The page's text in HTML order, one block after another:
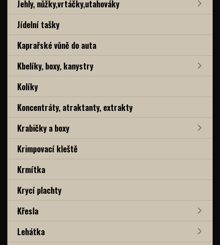
Jehly, nůžky,vrtáčky,utahováky
Jídelní tašky
Kaprařské vůně do auta
Kbelíky, boxy, kanystry
Kolíky
Koncentráty, atraktanty, extrakty
Krabičky a boxy
Krimpovací kleště
Krmítka
Krycí plachty
Křesla
Lehátka